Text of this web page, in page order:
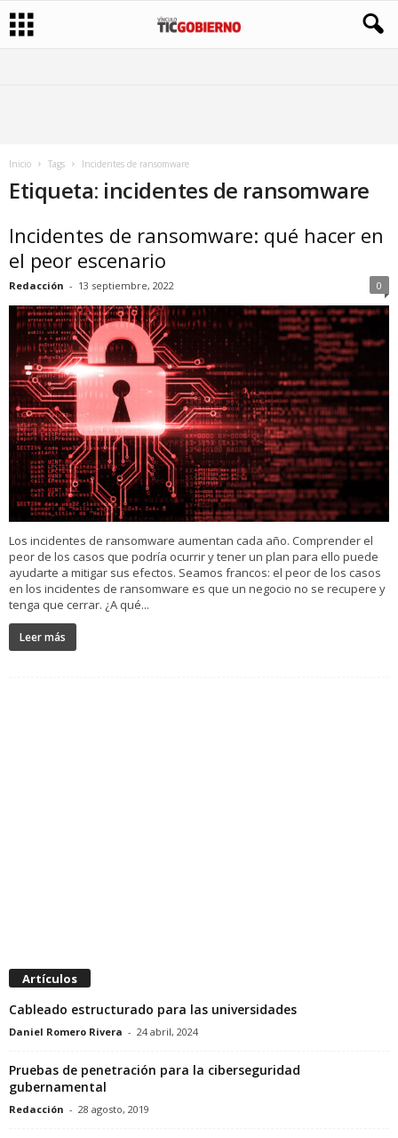
Inicio Tags Incidentes de ransomware
Etiqueta: incidentes de ransomware
Incidentes de ransomware: qué hacer en
el peor escenario
Redacción - 13 septiembre, 2022 0
Los incidentes de ransomware aumentan cada año. Comprender el
peor de los casos que podría ocurrir y tener un plan para ello puede
ayudarte a mitigar sus efectos. Seamos francos: el peor de los casos
en los incidentes de ransomware es que un negocio no se recupere y
tenga que cerrar. ¿A qué...
Leer más
Artículos
Cableado estructurado para las universidades
Daniel Romero Rivera - 24 abril, 2024
Pruebas de penetración para la ciberseguridad
gubernamental
Redacción - 28 agosto, 2019